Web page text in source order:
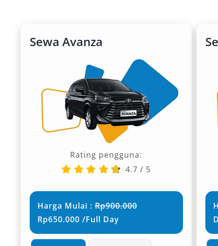
Sewa Avanza
Rating pengguna:
4.7 / 5
Harga Mulai :Rp900.000
Rp650.000 /Full Day